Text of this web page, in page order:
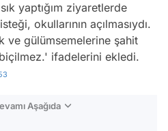
yaptığım ziyaretlerde
okullarının açılmasıydı.
ve gülümsemelerine şahit
ifadelerini ekledi.
Aşağıda